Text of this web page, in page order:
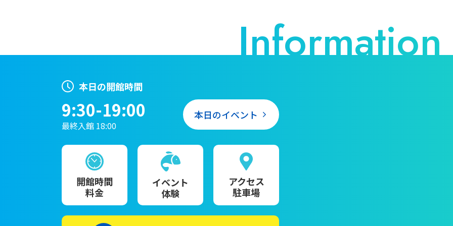
すか～） こ
が、背甲を
本日の開館時間
9:30-19:00
最終入館 18:00
本日のイベント
開館時間
料金
イベント
体験
アクセス
駐車場